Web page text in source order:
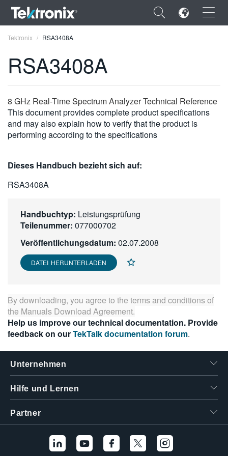
×
ENGLISH
FRANÇAIS
DEUTSCH
한국어
繁體中文
Tektronix RSA3408A
RSA3408A
8 GHz Real-Time Spectrum Analyzer Technical Reference
This document provides complete product specifications
and may also explain how to verify that the product is
performing according to the specifications
Dieses Handbuch bezieht sich auf:
RSA3408A
Handbuchtyp: Leistungsprüfung
Teilenummer: 077000702
Veröffentlichungsdatum: 02.07.2008
DATEI HERUNTERLADEN
By downloading, you agree to the terms and conditions of
the Manuals Download Agreement.
Help us improve our technical documentation. Provide
feedback on ourTekTalk documentation forum.
Unternehmen
Hilfe und Lernen
Partner